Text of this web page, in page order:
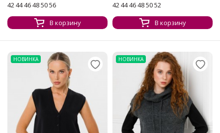
42 44 46 48 50 56
В корзину
42 44 46 48 50 52
В корзину
НОВИНКА НОВИНКА